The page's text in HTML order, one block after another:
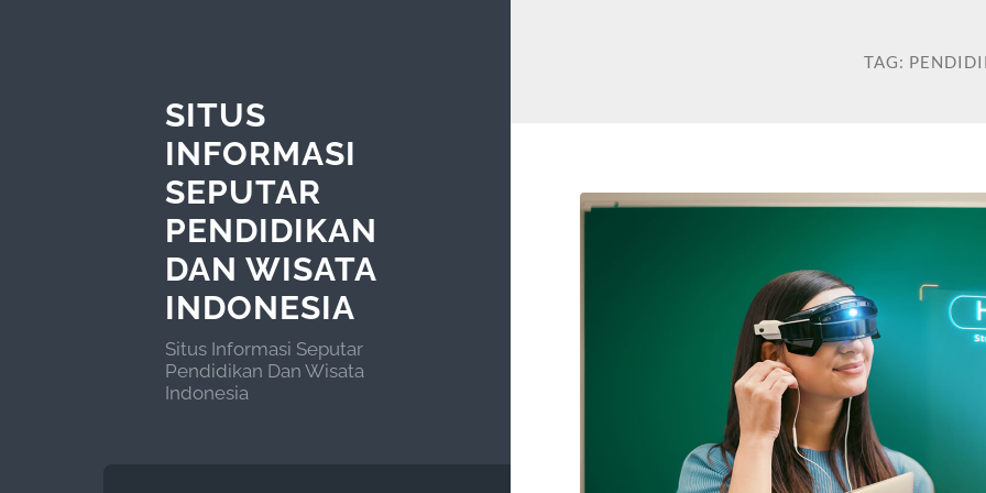
SITUS
INFORMASI
SEPUTAR
PENDIDIKAN
DAN WISATA
INDONESIA
Situs Informasi Seputar
Pendidikan Dan Wisata
Indonesia
TAG: